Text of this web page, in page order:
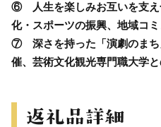
⑥ 人生を楽しみお互いを支え
化・スポーツの振興、地域コ
⑦ 深さを持った「演劇のまち
催、芸術文化観光専門職大学と